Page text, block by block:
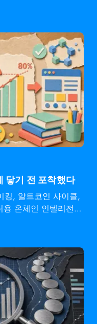
닿기 전 포착했다
킹, 알트코인 사이클,
온체인 인텔리전스